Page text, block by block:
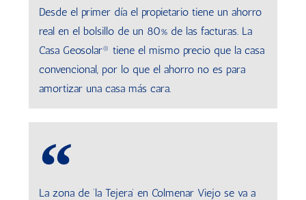
Desde el primer día el propietario tiene un ahorro
real en el bolsillo de un 80% de las facturas. La
Casa Geosolar® tiene el mismo precio que la casa
convencional, por lo que el ahorro no es para
amortizar una casa más cara.
La zona de ‘la Tejera’ en Colmenar Viejo se va a